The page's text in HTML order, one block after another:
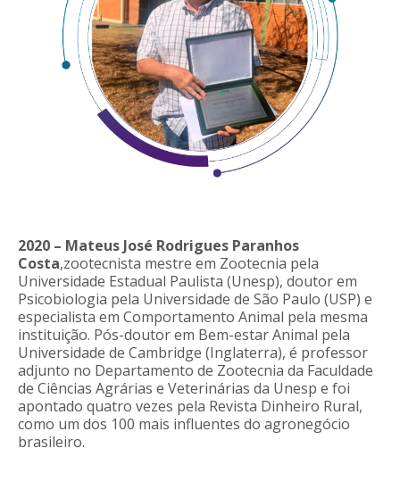
2020 – Mateus José Rodrigues Paranhos
Costa,zootecnista mestre em Zootecnia pela
Universidade Estadual Paulista (Unesp), doutor em
Psicobiologia pela Universidade de São Paulo (USP) e
especialista em Comportamento Animal pela mesma
instituição. Pós-doutor em Bem-estar Animal pela
Universidade de Cambridge (Inglaterra), é professor
adjunto no Departamento de Zootecnia da Faculdade
de Ciências Agrárias e Veterinárias da Unesp e foi
apontado quatro vezes pela Revista Dinheiro Rural,
como um dos 100 mais influentes do agronegócio
brasileiro.